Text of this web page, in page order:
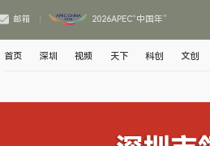
邮箱 2026APEC“中国年”
首页 深圳 视频 天下 科创 文创